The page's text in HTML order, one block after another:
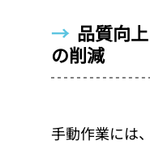
→ 品質向
の削減
手動作業には